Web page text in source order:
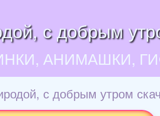
с добрым
АНИМАШКИ,
с добрым утром